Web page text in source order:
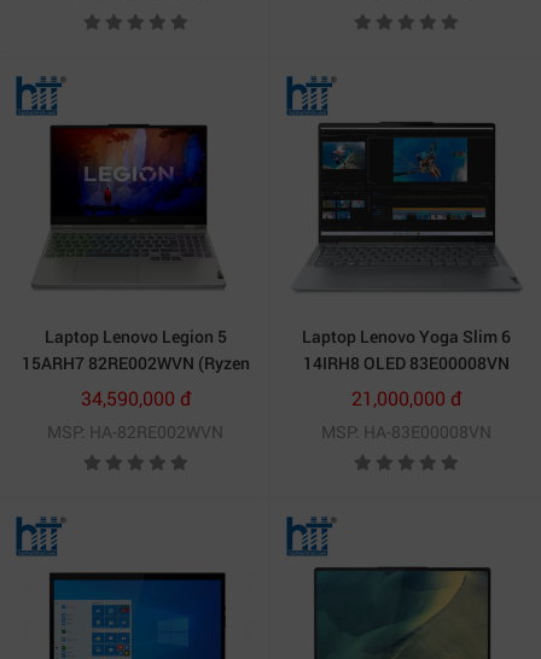
24 tháng,
Laptop Lenovo Legion 5
15ARH7 82RE002WVN (Ryzen
5 6600H | 16GB | 512GB | RTX
3050 Ti 4GB | 15.6inch FHD |
Win 11 | Xám)
34,590,000 đ
MSP: HA-82RE002WVN
Laptop Lenovo Yoga Slim 6
14IRH8 OLED 83E00008VN
(Intel Core i7-13700H | 512GB |
16 GB | Intel Iris Xe | 14 inch
WUXGA | Win 11 | Office | Xám)
21,000,000 đ
MSP: HA-83E00008VN